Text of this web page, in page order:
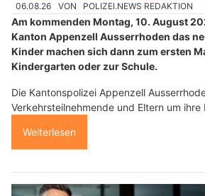
06.08.26 VON POLIZEI.NEWS REDAKTION
Am kommenden Montag, 10. August
Kanton Appenzell Ausserrhoden das
Kinder machen sich dann zum ersten
Kindergarten oder zur Schule.
Die Kantonspolizei Appenzell
Verkehrsteilnehmende und Eltern um ihre
Weiterlesen